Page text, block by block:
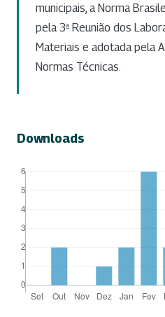
municipais, a Norma
pela 3ª Reunião dos
Materiais e adotada pela
Normas Técnicas.
Downloads